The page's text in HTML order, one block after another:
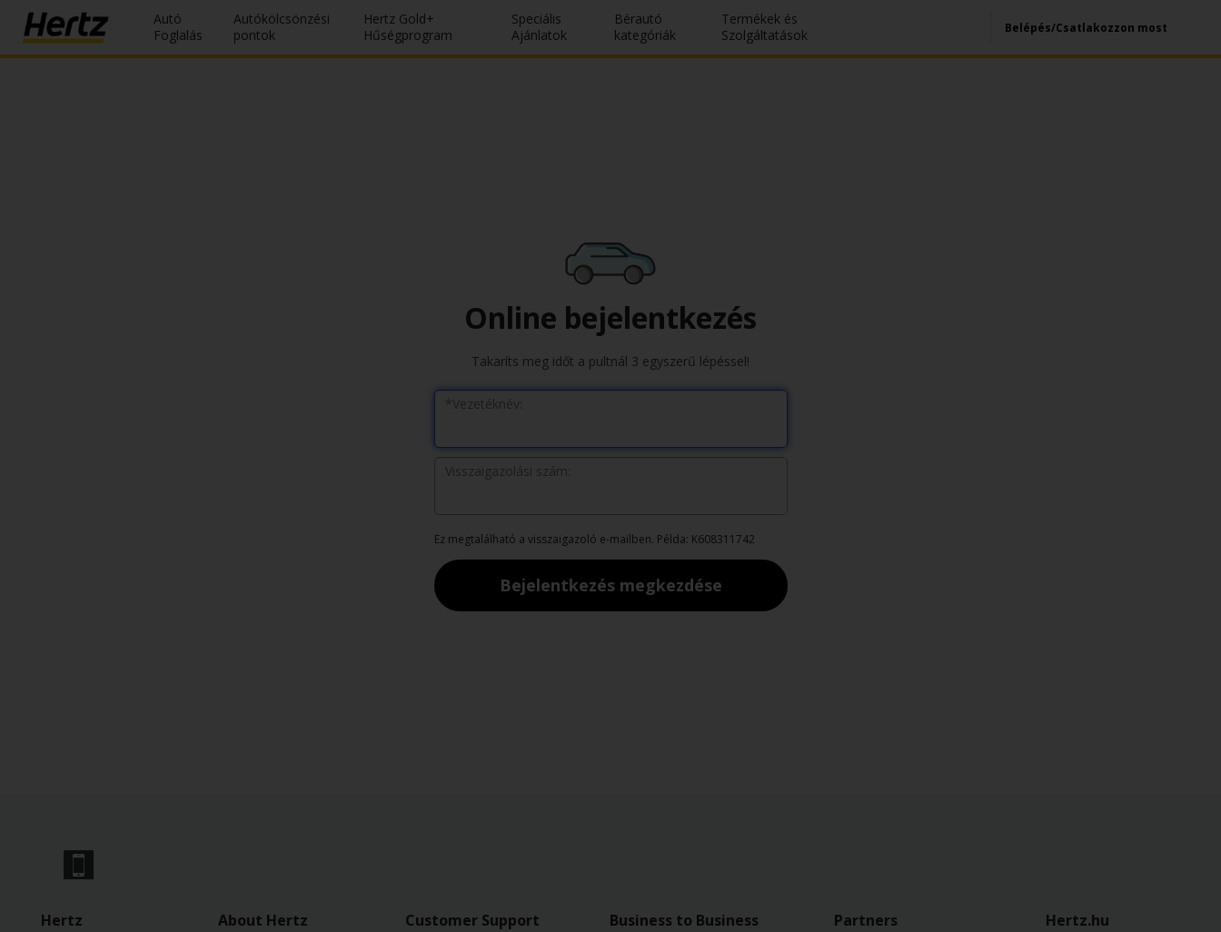
Autó
Foglalás
Autókölcsönzési
pontok
Hertz Gold+
Hűségprogram
Speciális
Ajánlatok
Bérautó
kategóriák
Termékek és
Szolgáltatások
Belépés/Csatlakozzon most
Online bejelentkezés
Takaríts meg időt a pultnál 3 egyszerű lépéssel!
*Vezetéknév:
Visszaigazolási szám:
Ez megtalálható a visszaigazoló e-mailben. Példa: K608311742
Bejelentkezés megkezdése
Hertz About Hertz Customer Support Business to Business Partners Hertz.hu